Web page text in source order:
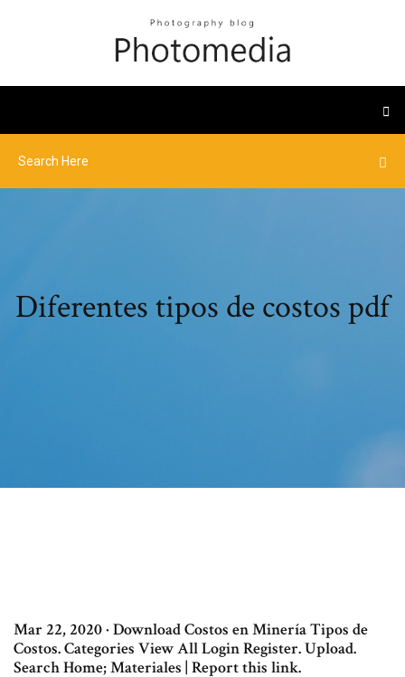
Diferentes tipos de costos pdf
Mar 22, 2020 · Download Costos en Minería Tipos de
Costos. Categories View All Login Register. Upload.
Search Home; Materiales | Report this link.